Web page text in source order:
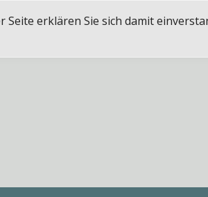
erklären Sie sich damit